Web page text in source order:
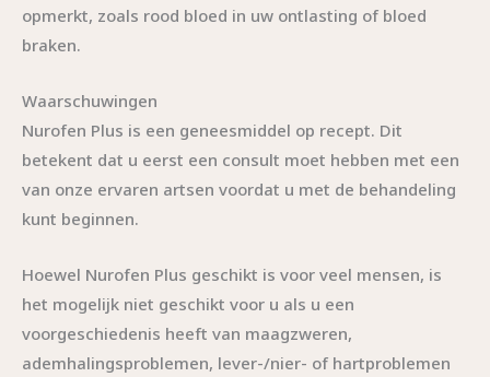
opmerkt, zoals rood bloed in uw ontlasting of bloed
braken.
Waarschuwingen
Nurofen Plus is een geneesmiddel op recept. Dit
betekent dat u eerst een consult moet hebben met een
van onze ervaren artsen voordat u met de behandeling
kunt beginnen.
Hoewel Nurofen Plus geschikt is voor veel mensen, is
het mogelijk niet geschikt voor u als u een
voorgeschiedenis heeft van maagzweren,
ademhalingsproblemen, lever-/nier- of hartproblemen